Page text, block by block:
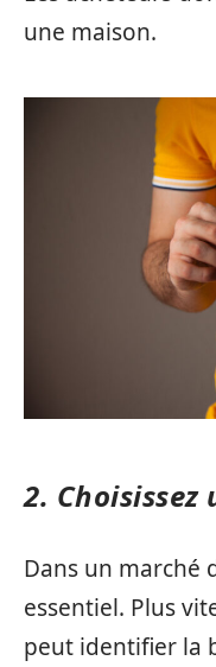
une maison.
2.
Dans un marché
essentiel. Plus
peut identifier la